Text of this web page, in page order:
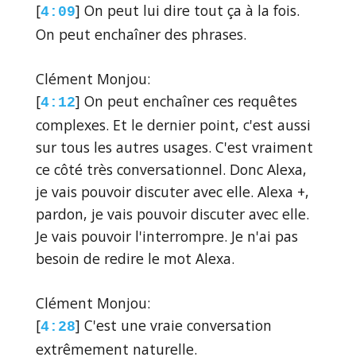
[4:09] On peut lui dire tout ça à la fois.
On peut enchaîner des phrases.
Clément Monjou:
[4:12] On peut enchaîner ces requêtes
complexes. Et le dernier point, c'est aussi
sur tous les autres usages. C'est vraiment
ce côté très conversationnel. Donc Alexa,
je vais pouvoir discuter avec elle. Alexa +,
pardon, je vais pouvoir discuter avec elle.
Je vais pouvoir l'interrompre. Je n'ai pas
besoin de redire le mot Alexa.
Clément Monjou:
[4:28] C'est une vraie conversation
extrêmement naturelle.